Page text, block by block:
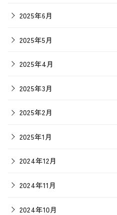
2025年6月
2025年5月
2025年4月
2025年3月
2025年2月
2025年1月
2024年12月
2024年11月
2024年10月